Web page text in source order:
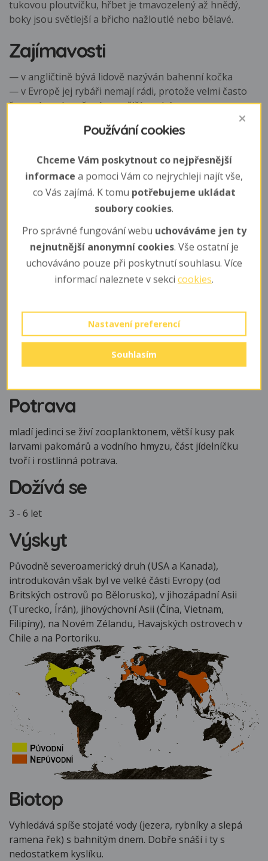
tukovou ploutvičku, hřbet je tmavozelený až hnědý,
boky jsou světlejší a břicho nažloutlé nebo bělavé.
Zajímavosti
— v angličtině bývá lidově nazýván bahenní kočka
— v Evropě jej rybáři nemají rádi, protože velmi často
žere návnady určené cennějším rybám
Způsob života
Nejaktivnější je za šera nebo v zastíněných vodách. V
zimě nepříjmá potravu.
Rozmnožování
U nás se rozmnožují v nejteplejších obdobích mezi
květnem a červencem. Samice si staví hnízdo v písčitém
dně, kam klade několik tisíc jiker. Jikry i vykulený plůdek
samec hlídá a ochraňuje. Pohlavně dospívá ve 2 - 3
Mláďata
Vylíhlý plůdek je až do rozplavání (asi 12 dnů) střežen
Potrava
mladí jedinci se živí zooplanktonem, větší kusy pak
larvami pakomárů a vodního hmyzu, část jídelníčku
tvoří i rostlinná potrava.
Dožívá se
3 - 6 let
Výskyt
Původně severoamerický druh (USA a Kanada),
introdukován však byl ve velké části Evropy (od
Britských ostrovů po Bělorusko), v jihozápadní Asii
(Turecko, Írán), jihovýchovní Asii (Čína, Vietnam,
Filipíny), na Novém Zélandu, Havajských ostrovech v
Chile a na Portoriku.
Biotop
Vyhledává spíše stojaté vody (jezera, rybníky a slepá
ramena řek) s bahnitým dnem. Dobře snáší i ty s
nedostatkem kyslíku.
Používání cookies
Chceme Vám poskytnout co nejpřesnější
informace a pomoci Vám co nejrychleji najít vše,
co Vás zajímá. K tomu potřebujeme ukládat
soubory cookies.
Pro správné fungování webu uchováváme jen ty
nejnutnější anonymní cookies. Vše ostatní je
uchováváno pouze při poskytnutí souhlasu. Více
informací naleznete v sekci cookies.
Nastavení preferencí
Souhlasím